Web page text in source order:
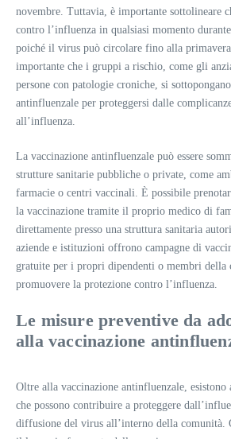
novembre. Tuttavia, è importante sottolineare
contro l’influenza in qualsiasi momento
poiché il virus può circolare fino alla
importante che i gruppi a rischio, come gli
persone con patologie croniche, si
antinfluenzale per proteggersi dalle
all’influenza.
La vaccinazione antinfluenzale può essere
strutture sanitarie pubbliche o private, come
farmacie o centri vaccinali. È possibile
la vaccinazione tramite il proprio medico di
direttamente presso una struttura sanitaria
aziende e istituzioni offrono campagne di
gratuite per i propri dipendenti o membri della
promuovere la protezione contro l’influenza.
Le misure preventive da
alla vaccinazione
Oltre alla vaccinazione antinfluenzale,
che possono contribuire a proteggere
diffusione del virus all’interno della comunità.